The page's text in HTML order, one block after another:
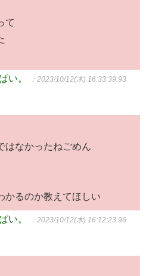
て
い。 ：2023/10/12(木) 16:33:39.93
なかったねごめん
かるのか教えてほしい
い。 ：2023/10/12(木) 16:12:23.96